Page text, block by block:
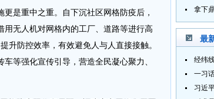
是重中之重。自下沉社区网格防疫后，
无人机对网格内的工厂、道路等进行高
升防控效率，有效避免人与人直接接触。
等强化宣传引导，营造全民凝心聚力、
最
习近